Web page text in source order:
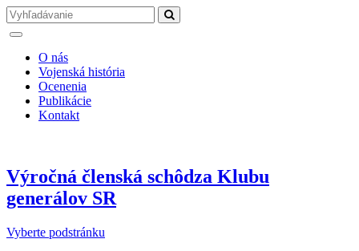
O nás
Vojenská história
Ocenenia
Publikácie
Kontakt
Výročná členská schôdza Klubu
generálov SR
Vyberte podstránku